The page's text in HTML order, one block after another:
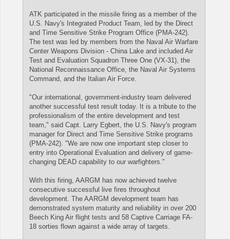
ATK participated in the missile firing as a member of the
U.S. Navy's Integrated Product Team, led by the Direct
and Time Sensitive Strike Program Office (PMA-242).
The test was led by members from the Naval Air Warfare
Center Weapons Division - China Lake and included Air
Test and Evaluation Squadron Three One (VX-31), the
National Reconnaissance Office, the Naval Air Systems
Command, and the Italian Air Force.
"Our international, government-industry team delivered
another successful test result today. It is a tribute to the
professionalism of the entire development and test
team," said Capt. Larry Egbert, the U.S. Navy's program
manager for Direct and Time Sensitive Strike programs
(PMA-242). "We are now one important step closer to
entry into Operational Evaluation and delivery of game-
changing DEAD capability to our warfighters."
With this firing, AARGM has now achieved twelve
consecutive successful live fires throughout
development. The AARGM development team has
demonstrated system maturity and reliability in over 200
Beech King Air flight tests and 58 Captive Carriage FA-
18 sorties flown against a wide array of targets.